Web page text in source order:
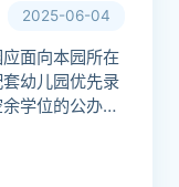
2025-06-04
面向本园所在
幼儿园优先录
学位的公办幼